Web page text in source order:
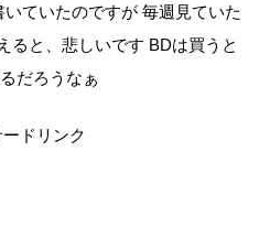
ていたのですが 毎週見ていた
ると、悲しいです BDは買うと
だろうなぁ
ドリンク